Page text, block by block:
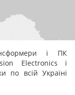
і ПК
Electronics і
по всій Україні